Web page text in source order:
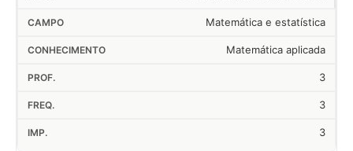
Matemática e estatística
Matemática aplicada
3
3
3